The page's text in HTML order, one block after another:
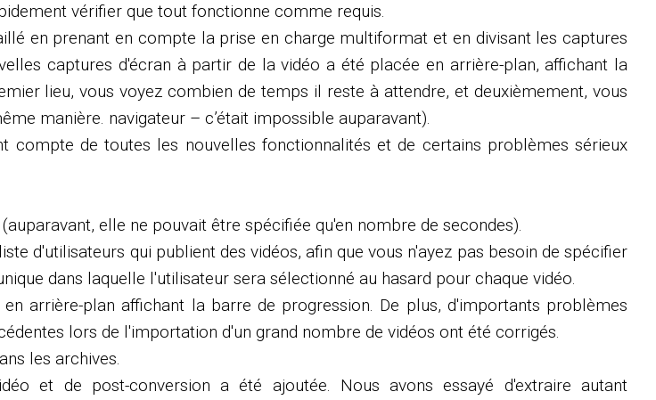
vérifier que tout fonctionne comme requis.
en prenant en compte la prise en charge multiformat et en divisant les captures
captures d'écran à partir de la vidéo a été placée en arrière-plan, affichant la
lieu, vous voyez combien de temps il reste à attendre, et deuxièmement, vous
manière. navigateur – c’était impossible auparavant).
de toutes les nouvelles fonctionnalités et de certains problèmes sérieux
elle ne pouvait être spécifiée qu'en nombre de secondes).
d'utilisateurs qui publient des vidéos, afin que vous n'ayez pas besoin de spécifier
dans laquelle l'utilisateur sera sélectionné au hasard pour chaque vidéo.
arrière-plan affichant la barre de progression. De plus, d'importants problèmes
lors de l'importation d'un grand nombre de vidéos ont été corrigés.
les archives.
et de post-conversion a été ajoutée. Nous avons essayé d'extraire autant